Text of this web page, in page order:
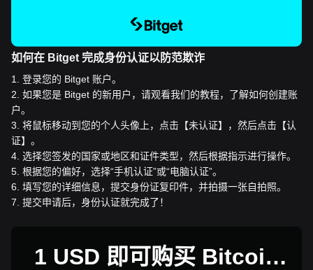
如何在 Bitget 完成身份认证以防范欺诈
1
登录您的 Bitget 账户。
2 如果您是 Bitget 的新用户，请观看我们的教程，了解如何创建账
户。
3 将鼠标移动到您的个人头像上，点击【未认证】，然后点击【认
证】。
4 选择您签发的国家或地区和证件类型，然后根据指示进行操作。
5 根据您的偏好，选择“手机认证”或“电脑认证”。
6 填写您的详细信息，提交身份证复印件，并拍摄一张自拍照。
7 提交申请后，身份认证就完成了！
1 USD 即可购买 Bitcoin